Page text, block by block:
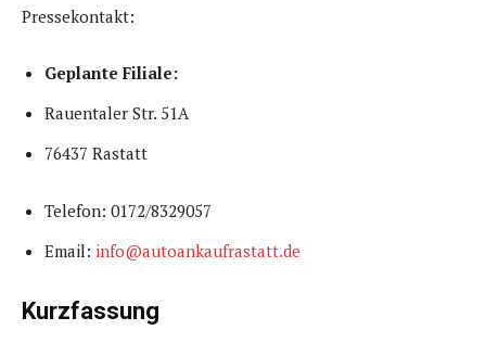
Pressekontakt:
Geplante Filiale:
Rauentaler Str. 51A
76437 Rastatt
Telefon: 0172/8329057
Email: info@autoankaufrastatt.de
Kurzfassung